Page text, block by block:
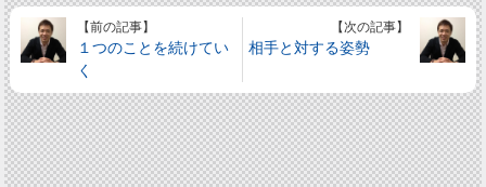
【前の記事】
１つのことを続けてい
く
【次の記事】
相手と対する姿勢